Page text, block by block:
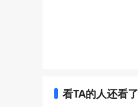
看TA的人还看了